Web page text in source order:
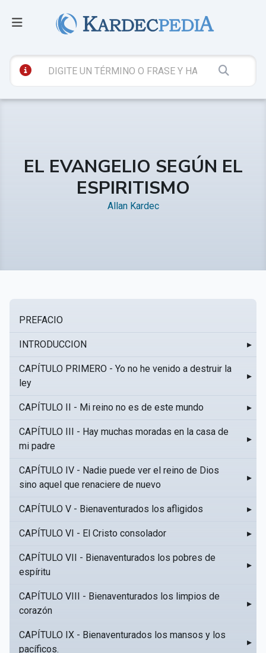
EL EVANGELIO SEGÚN EL
ESPIRITISMO
Allan Kardec
PREFACIO
INTRODUCCION ▸
CAPÍTULO PRIMERO - Yo no he venido a destruir la
ley
▸
CAPÍTULO II - Mi reino no es de este mundo ▸
CAPÍTULO III - Hay muchas moradas en la casa de
mi padre
▸
CAPÍTULO IV - Nadie puede ver el reino de Dios
sino aquel que renaciere de nuevo
▸
CAPÍTULO V - Bienaventurados los afligidos ▸
CAPÍTULO VI - El Cristo consolador ▸
CAPÍTULO VII - Bienaventurados los pobres de
espíritu
▸
CAPÍTULO VIII - Bienaventurados los limpios de
corazón
▸
CAPÍTULO IX - Bienaventurados los mansos y los
pacíficos.
▸